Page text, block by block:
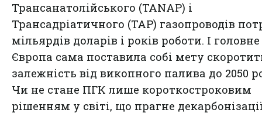
Трансанатолійського (TANAP) і
Трансадріатичного (TAP) газопроводів
мільярдів доларів і років роботи. І
Європа сама поставила собі мету
залежність від викопного палива до 2050
Чи не стане ПГК лише короткостроковим
рішенням у світі, що прагне